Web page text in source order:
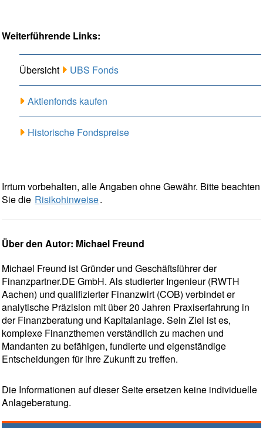
Weiterführende Links:
Übersicht UBS Fonds
Aktienfonds kaufen
Historische Fondspreise
Irrtum vorbehalten, alle Angaben ohne Gewähr. Bitte beachten
Sie die Risikohinweise.
Über den Autor: Michael Freund
Michael Freund ist Gründer und Geschäftsführer der
Finanzpartner.DE GmbH. Als studierter Ingenieur (RWTH
Aachen) und qualifizierter Finanzwirt (COB) verbindet er
analytische Präzision mit über 20 Jahren Praxiserfahrung in
der Finanzberatung und Kapitalanlage. Sein Ziel ist es,
komplexe Finanzthemen verständlich zu machen und
Mandanten zu befähigen, fundierte und eigenständige
Entscheidungen für ihre Zukunft zu treffen.
Die Informationen auf dieser Seite ersetzen keine individuelle
Anlageberatung.